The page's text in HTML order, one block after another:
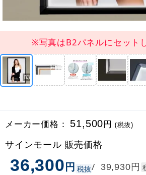
※写真はB2パネルにセット
メーカー価格： 51,500円 (税抜)
サインモール 販売価格
36,300円 税抜/ 39,930円